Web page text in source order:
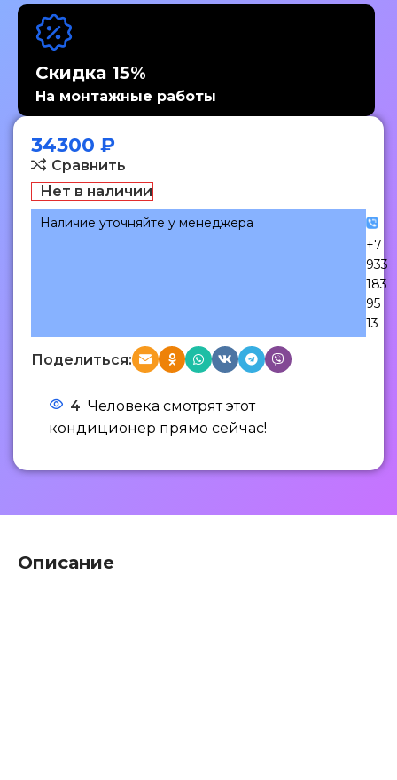
Скидка 15%
На монтажные работы
34300 ₽
Сравнить
Нет в наличии
Наличие уточняйте у менеджера
+7
933
183
95
13
Поделиться:
4 Человека смотрят этот
кондиционер прямо сейчас!
Описание